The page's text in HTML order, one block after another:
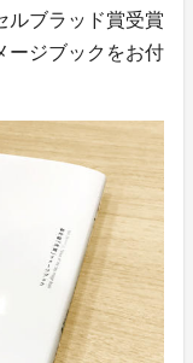
ルブラッド賞受賞
ージブックをお付